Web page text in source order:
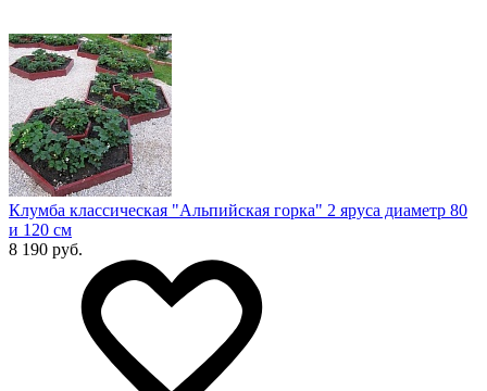
Клумба классическая "Альпийская горка" 2 яруса диаметр 80
и 120 см
8 190 руб.